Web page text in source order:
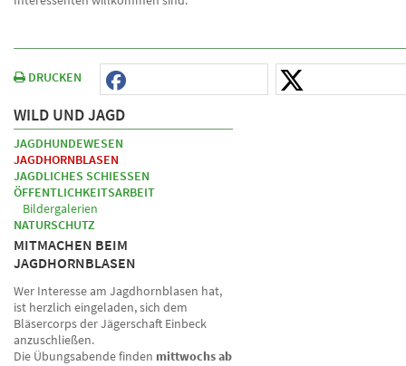
DRUCKEN
WILD UND JAGD
JAGDHUNDEWESEN
JAGDHORNBLASEN
JAGDLICHES SCHIESSEN
ÖFFENTLICHKEITSARBEIT
Bildergalerien
NATURSCHUTZ
MITMACHEN BEIM
JAGDHORNBLASEN
Wer Interesse am Jagdhornblasen hat,
ist herzlich eingeladen, sich dem
Bläsercorps der Jägerschaft Einbeck
anzuschließen.
Die Übungsabende finden mittwochs ab